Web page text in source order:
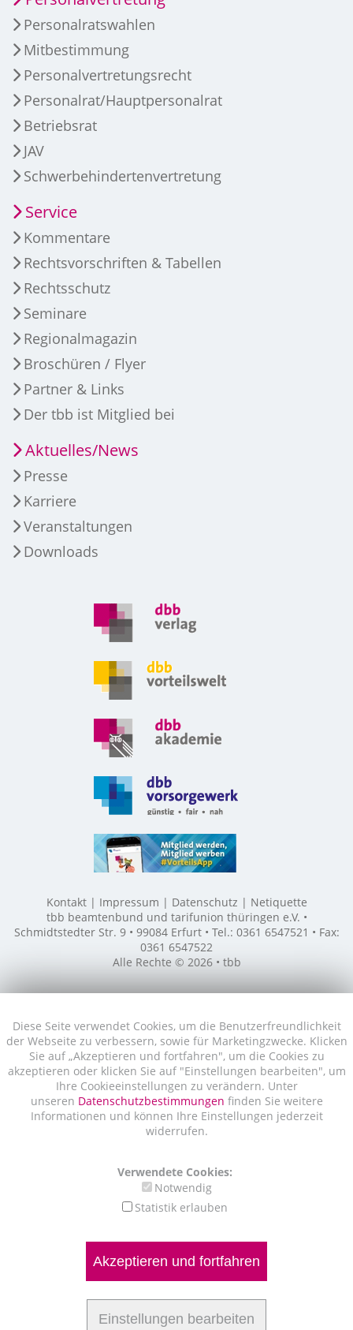
Diese Seite verwendet Cookies, um die Benutzerfreundlichkeit
der Webseite zu verbessern, sowie für Marketingzwecke. Klicken
Sie auf „Akzeptieren und fortfahren", um die Cookies zu
akzeptieren oder klicken Sie auf "Einstellungen bearbeiten", um
Ihre Cookieeinstellungen zu verändern. Unter
unseren Datenschutzbestimmungen finden Sie weitere
Informationen und können Ihre Einstellungen jederzeit
widerrufen.
Verwendete Cookies:
Notwendig
Statistik erlauben
Akzeptieren und fortfahren
Einstellungen bearbeiten
Personalratswahlen
Mitbestimmung
Personalvertretungsrecht
Personalrat/Hauptpersonalrat
Betriebsrat
JAV
Schwerbehindertenvertretung
Service
Kommentare
Rechtsvorschriften & Tabellen
Rechtsschutz
Seminare
Regionalmagazin
Broschüren / Flyer
Partner & Links
Der tbb ist Mitglied bei
Aktuelles/News
Presse
Karriere
Veranstaltungen
Downloads
Kontakt Impressum Datenschutz
Netiquette
tbb beamtenbund und tarifunion thüringen e.V. •
Schmidtstedter Str. 9 • 99084 Erfurt • Tel.: 0361 6547521 • Fax:
0361 6547522
Alle Rechte © 2026 • tbb